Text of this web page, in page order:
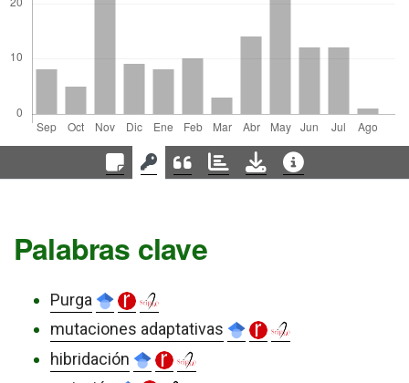
Palabras clave
Purga
mutaciones adaptativas
hibridación